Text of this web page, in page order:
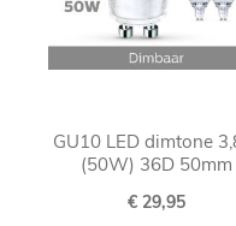
GU10 LED dimtone
(50W) 36D 50mm
€ 29,95